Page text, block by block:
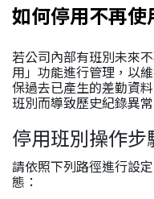
如何停用不再使
若公司內部有班別未來
用」功能進行管理，以
保過去已產生的差勤資
班別而導致歷史紀錄異常
停用班別操作步
請依照下列路徑進行設
態：